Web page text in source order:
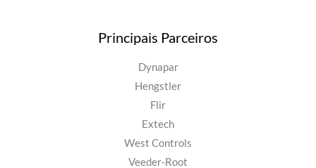
Principais Parceiros
Dynapar
Hengstler
Flir
Extech
West Controls
Veeder-Root